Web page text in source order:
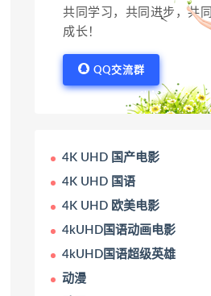
共同学习，共同进步，共同
成长！
QQ交流群
4K UHD 国产电影
4K UHD 国语
4K UHD 欧美电影
4kUHD国语动画电影
4kUHD国语超级英雄
动漫